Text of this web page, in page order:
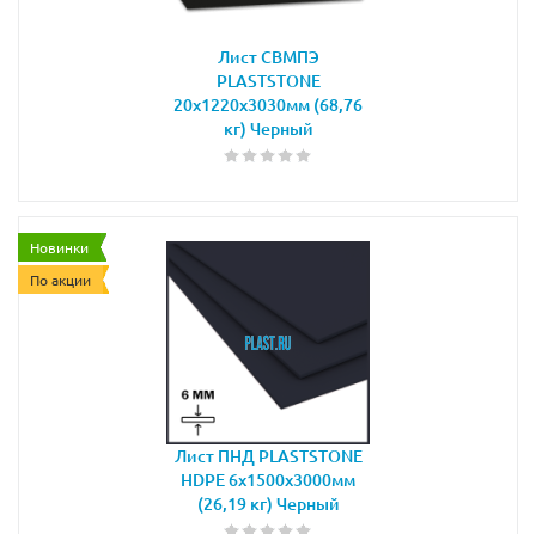
Лист СВМПЭ
PLASTSTONE
20х1220х3030мм (68,76
кг) Черный
Новинки
По акции
Лист ПНД PLASTSTONE
HDPE 6х1500х3000мм
(26,19 кг) Черный